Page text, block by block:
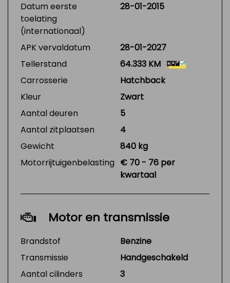
Datum eerste
toelating
(internationaal)
28-01-2015
APK vervaldatum
28-01-2027
Tellerstand
64.333 KM
Carrosserie
Hatchback
Kleur
Zwart
Aantal deuren
5
Aantal zitplaatsen
4
Gewicht
840 kg
Motorrijtuigenbelasting € 70 - 76 per
kwartaal
Motor en transmissie
Brandstof
Benzine
Transmissie
Handgeschakeld
Aantal cilinders
3